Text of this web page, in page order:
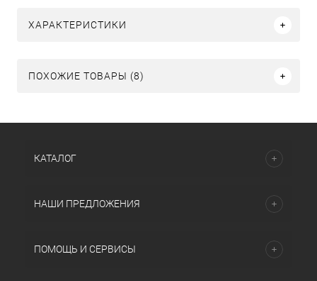
ХАРАКТЕРИСТИКИ
ПОХОЖИЕ ТОВАРЫ (8)
КАТАЛОГ
НАШИ ПРЕДЛОЖЕНИЯ
ПОМОЩЬ И СЕРВИСЫ